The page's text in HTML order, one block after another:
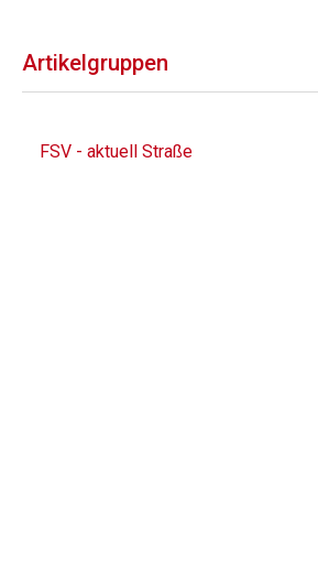
Artikelgruppen
FSV - aktuell Straße